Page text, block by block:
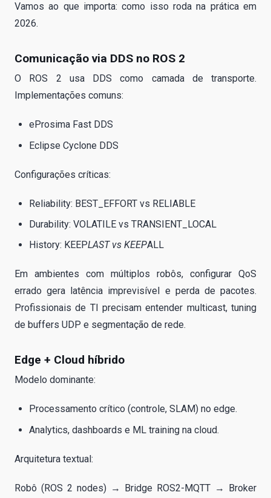
Vamos ao que importa: como isso roda na prática em
2026.
Comunicação via DDS no ROS 2
O ROS 2 usa DDS como camada de transporte.
Implementações comuns:
eProsima Fast DDS
Eclipse Cyclone DDS
Configurações críticas:
Reliability: BEST_EFFORT vs RELIABLE
Durability: VOLATILE vs TRANSIENT_LOCAL
History: KEEPLAST vs KEEPALL
Em ambientes com múltiplos robôs, configurar QoS
errado gera latência imprevisível e perda de pacotes.
Profissionais de TI precisam entender multicast, tuning
de buffers UDP e segmentação de rede.
Edge + Cloud híbrido
Modelo dominante:
Processamento crítico (controle, SLAM) no edge.
Analytics, dashboards e ML training na cloud.
Arquitetura textual:
Robô (ROS 2 nodes) → Bridge ROS2-MQTT → Broker